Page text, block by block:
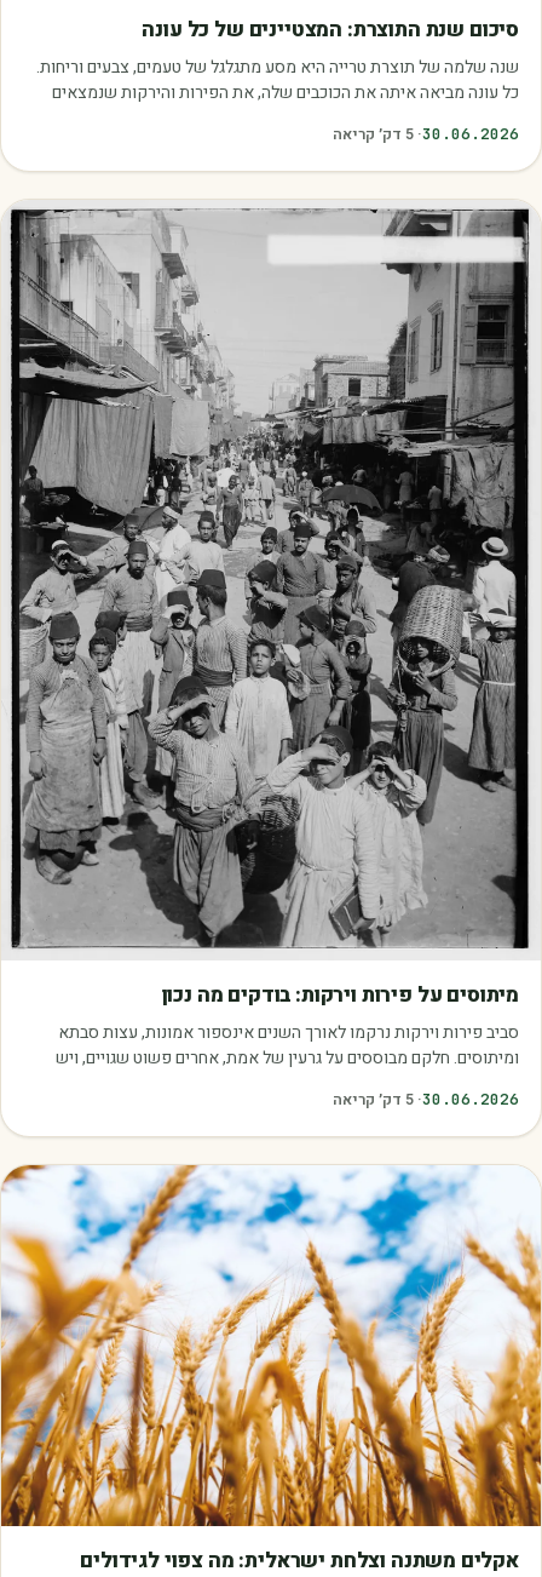
סיכום שנת התוצרת: המצטיינים של כל עונה
שנה שלמה של תוצרת טרייה היא מסע מתגלגל של טעמים, צבעים וריחות.
כל עונה מביאה איתה את הכוכבים שלה, את הפירות והירקות שנמצאים
30.06.2026
·
5 דק׳ קריאה
מיתוסים על פירות וירקות: בודקים מה נכון
סביב פירות וירקות נרקמו לאורך השנים אינספור אמונות, עצות סבתא
ומיתוסים. חלקם מבוססים על גרעין של אמת, אחרים פשוט שגויים, ויש
30.06.2026
·
5 דק׳ קריאה
אקלים משתנה וצלחת ישראלית: מה צפוי לגידולים